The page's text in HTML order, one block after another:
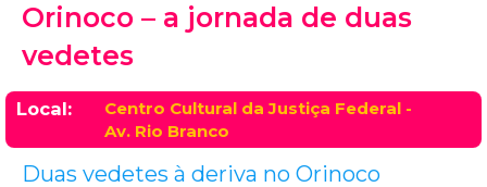
Orinoco – a jornada de duas
vedetes
Local:
Centro Cultural da Justiça Federal -
Av. Rio Branco
Duas vedetes à deriva no Orinoco